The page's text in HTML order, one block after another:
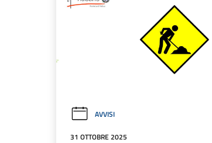
AVVISI
31 OTTOBRE 2025